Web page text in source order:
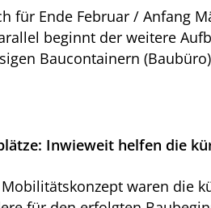
für Ende Februar / Anfang
beginnt der weitere
Baucontainern
Inwieweit helfen die
waren die